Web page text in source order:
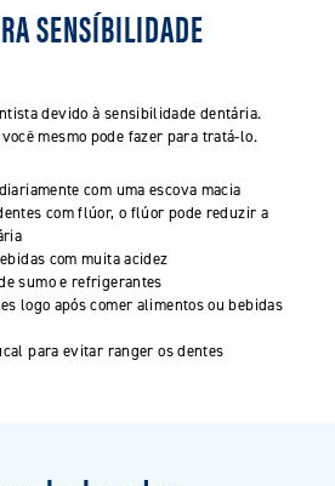
SENSÍBILIDADE
devido à sensibilidade dentária.
mesmo pode fazer para tratá-lo.
com uma escova macia
com flúor, o flúor pode reduzir a
com muita acidez
sumo e refrigerantes
logo após comer alimentos ou bebidas
para evitar ranger os dentes